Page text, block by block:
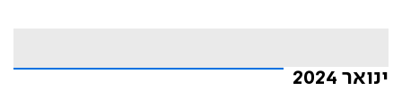
ינואר 2024